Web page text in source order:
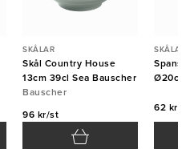
SKÅLAR
Skål Country House
13cm 39cl Sea Bauscher
Bauscher
96 kr/st
SKÅLAR
Spansk
Ø20cm
62 kr/st